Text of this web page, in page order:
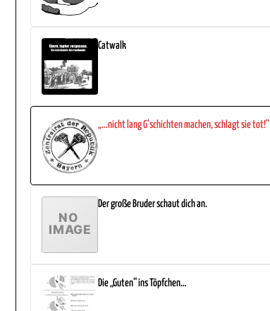
Catwalk
„…nicht lang G‘schichten machen, schlagt sie tot!“
Der große Bruder schaut dich an.
Die „Guten“ ins Töpfchen…